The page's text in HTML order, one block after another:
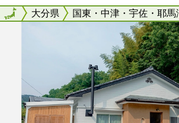
全国大分県 国東・中津・宇佐・耶馬
全国